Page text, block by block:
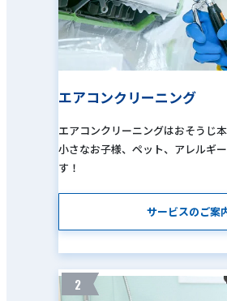
エアコンクリーニング
エアコンクリーニングはおそうじ
小さなお子様、ペット、アレルギ
す！
サービスのご案
2